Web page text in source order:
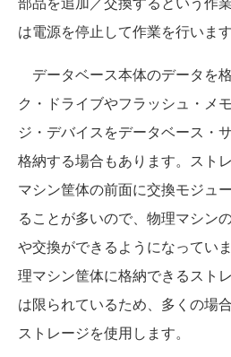
は電源を停止して作業を行います
データベース本体のデータを
ク・ドライブやフラッシュ・メ
ジ・デバイスをデータベース・
格納する場合もあります。スト
マシン筐体の前面に交換モジュ
ることが多いので、物理マシン
や交換ができるようになってい
理マシン筐体に格納できるスト
は限られているため、多くの場
ストレージを使用します。